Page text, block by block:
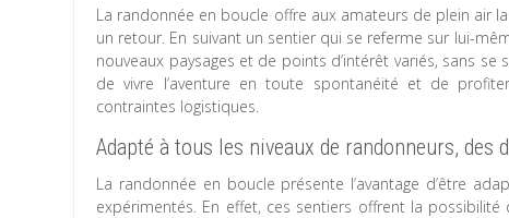
La randonnée en boucle offre aux amateurs de plein air
un retour. En suivant un sentier qui se referme sur lui-
nouveaux paysages et de points d’intérêt variés, sans
de vivre l’aventure en toute spontanéité et de
contraintes logistiques.
Adapté à tous les niveaux de randonneurs, des
La randonnée en boucle présente l’avantage d’être
expérimentés. En effet, ces sentiers offrent la